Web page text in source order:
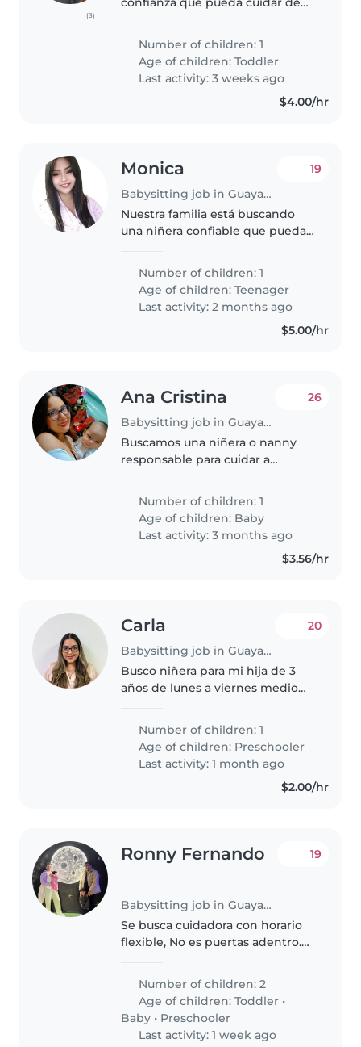
(3)
meses . Nuestro hijo es tranquilo,
juguetón y cariñoso.
Necesitamos que la niñera se
sienta cómoda..
Number of children: 1
Age of children:Toddler
Last activity: 3 weeks ago
$4.00/hr
Monica
Babysitting job in Guayaquil
19
Nuestra familia está buscando
una niñera confiable que pueda
1 año y otro de 3 años.
Necesitamos una niñera que se
sienta cómoda con las mascotas..
Number of children: 1
Age of children:Teenager
Last activity: 2 months ago
$5.00/hr
Ana Cristina
Babysitting job in Guayaquil
26
Buscamos una niñera o nanny
responsable para cuidar a
juguetón/a e inteligente.
Preferimos a alguien que se
sienta cómodo/a cocinando y
ayudando con tareas..
Number of children: 1
Age of children: Baby
Last activity: 3 months ago
$3.56/hr
Carla
Babysitting job in Guayaquil
20
Busco niñera para mi hija de 3
años de lunes a viernes medio
Horario sería de 12h30 a 18h30
lunes a viernes. Sábados de
09h00 a 13h00.
Number of children: 1
Age of children: Preschooler
Last activity: 1 month ago
$2.00/hr
Ronny Fernando
Babysitting job in Guayaquil
19
Se busca cuidadora con horario
flexible, No es puertas adentro.
que viva en el sur. No se paga
movilización.
Number of children: 2
Age of children:Toddler •
Baby • Preschooler
Last activity: 1 week ago